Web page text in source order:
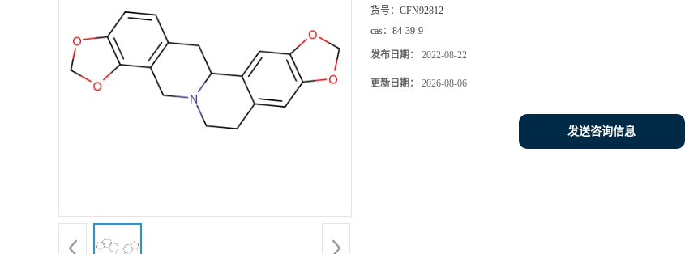
货号： CFN92812
cas： 84-39-9
发布日期： 2022-08-22
更新日期： 2026-08-06
发送咨询信息